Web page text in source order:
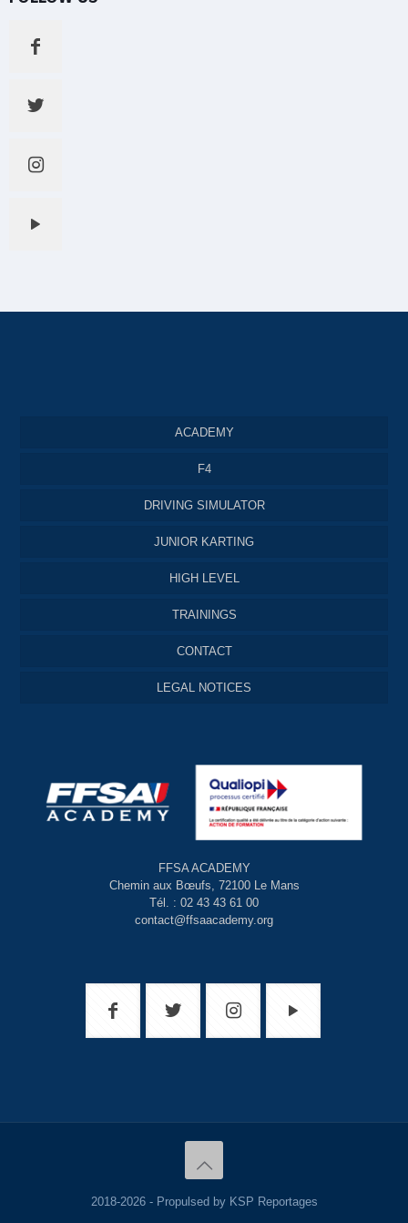
ACADEMY
F4
DRIVING SIMULATOR
JUNIOR KARTING
HIGH LEVEL
TRAININGS
CONTACT
LEGAL NOTICES
FFSA ACADEMY
Chemin aux Bœufs, 72100 Le Mans
Tél. : 02 43 43 61 00
contact@ffsaacademy.org
2018-2026 - Propulsed by KSP Reportages